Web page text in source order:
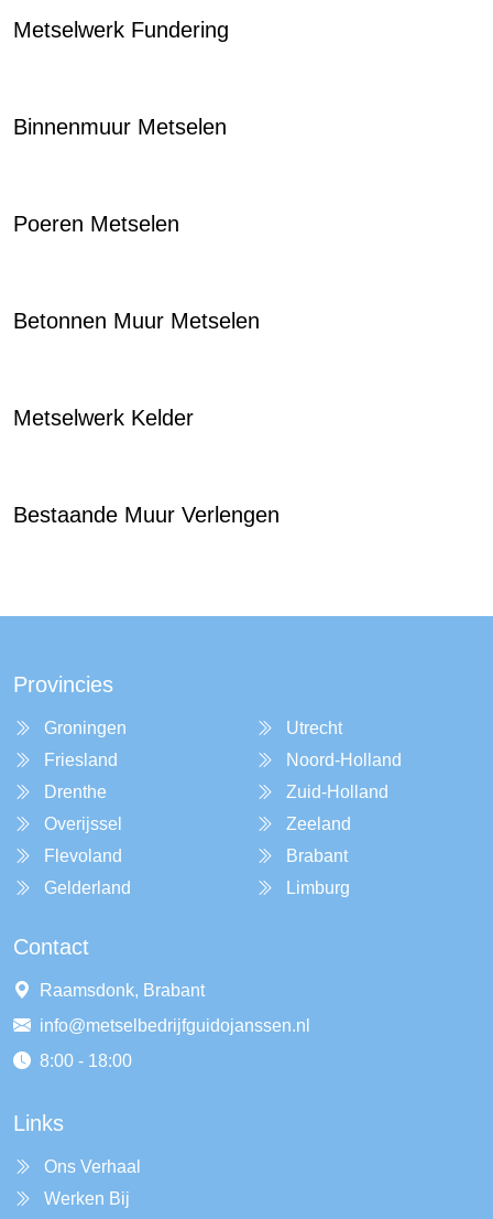
Metselwerk Fundering
Binnenmuur Metselen
Poeren Metselen
Betonnen Muur Metselen
Metselwerk Kelder
Bestaande Muur Verlengen
Provincies
Groningen
Friesland
Drenthe
Overijssel
Flevoland
Gelderland
Utrecht
Noord-Holland
Zuid-Holland
Zeeland
Brabant
Limburg
Contact
Raamsdonk, Brabant
info@metselbedrijfguidojanssen.nl
8:00 - 18:00
Links
Ons Verhaal
Werken Bij